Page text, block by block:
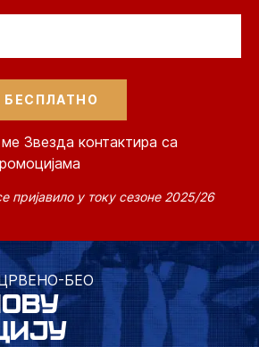
Звезда контактира са
пријавило у току сезоне 2025/26
БЕО